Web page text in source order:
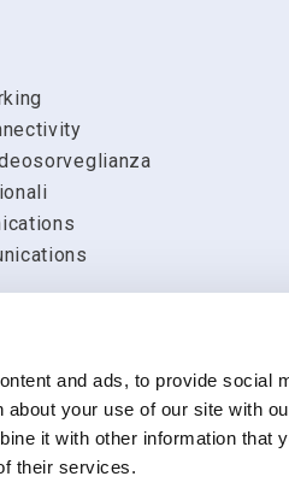
and ads, to provide social
your use of our site with
it with other information that
their services.
Ragione Sociale
Presto il mio
materiale